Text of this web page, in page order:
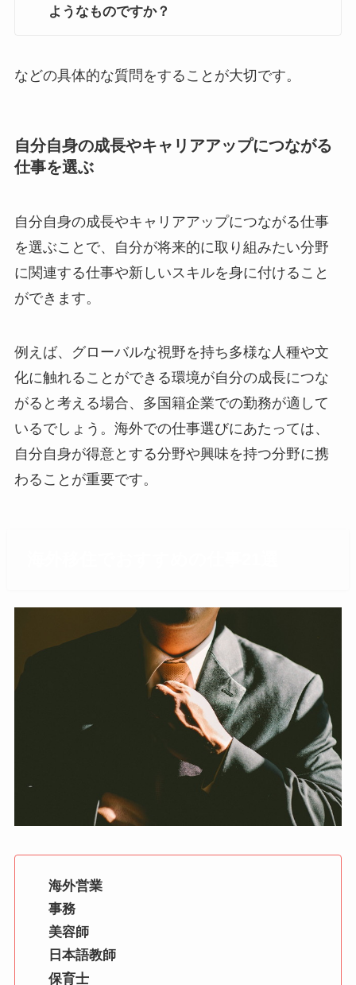
ようなものですか？
などの具体的な質問をすることが大切です。
自分自身の成長やキャリアアップにつながる
仕事を選ぶ
自分自身の成長やキャリアアップにつながる仕事
を選ぶことで、自分が将来的に取り組みたい分野
に関連する仕事や新しいスキルを身に付けること
ができます。
例えば、グローバルな視野を持ち多様な人種や文
化に触れることができる環境が自分の成長につな
がると考える場合、多国籍企業での勤務が適して
いるでしょう。海外での仕事選びにあたっては、
自分自身が得意とする分野や興味を持つ分野に携
わることが重要です。
海外営業
事務
美容師
日本語教師
保育士